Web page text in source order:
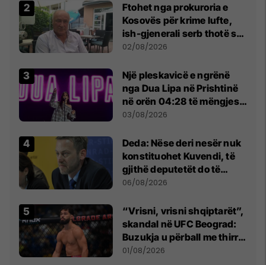
Ftohet nga prokuroria e
Kosovës për krime lufte,
ish-gjenerali serb thotë se
dikush e tradhtoi në
02/08/2026
Një pleskavicë e ngrënë
nga Dua Lipa në Prishtinë
në orën 04:28 të mëngjesit
- dhe bota digjitale serbe
03/08/2026
Deda: Nëse deri nesër nuk
konstituohet Kuvendi, të
gjithë deputetët do të
bëjnë shkelje të rëndë
06/08/2026
“Vrisni, vrisni shqiptarët”,
skandal në UFC Beograd:
Buzukja u përball me thirrje
anti-shqiptare nga
01/08/2026